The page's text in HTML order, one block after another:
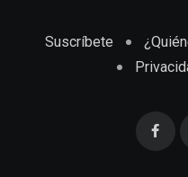
Suscríbete